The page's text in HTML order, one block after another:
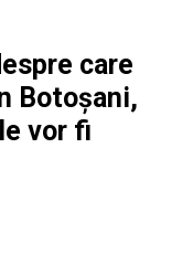
care
Botoșani,
vor fi